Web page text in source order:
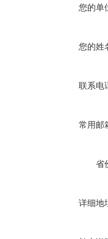
您的单
您的姓
联系电
常用邮
省
详细地